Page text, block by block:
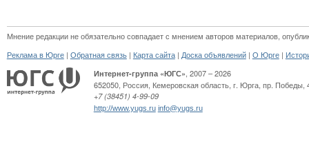
Мнение редакции не обязательно совпадает с мнением авторов материалов,
Реклама в Юрге| Обратная связь| Карта сайта| Доска объявлений| О Юрге|
Интернет-группа «ЮГС» , 2007 – 2026
652050, Россия, Кемеровская область, г. Юрга, пр. Победы,
+7 (38451) 4-99-09
http://www.yugs.ru info@yugs.ru